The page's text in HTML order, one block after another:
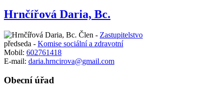
Hrnčířová Daria, Bc.
Člen - Zastupitelstvo
předseda - Komise sociální a zdravotní
Mobil: 602761418
E-mail: daria.hrncirova@gmail.com
Obecní úřad